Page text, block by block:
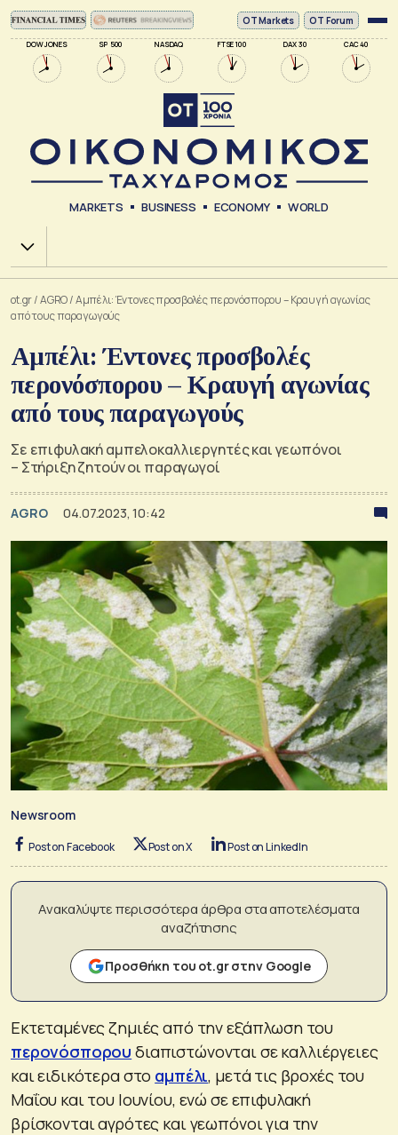
DOW JONES SP 500 NASDAQ FTSE 100 DAX 30 CAC 40
ΟΤ Markets OT Forum
MARKETS BUSINESS ECONOMY WORLD
Χ.Α.
ot.gr/AGRO/Αμπέλι: Έντονες προσβολές περονόσπορου – Κραυγή αγωνίας
από τους παραγωγούς
Αμπέλι: Έντονες προσβολές
περονόσπορου – Κραυγή αγωνίας
από τους παραγωγούς
Σε επιφυλακή αμπελοκαλλιεργητές και γεωπόνοι
– Στήριξη ζητούν οι παραγωγοί
AGRO 04.07.2023, 10:42
Newsroom
Post on Facebook Post on X Post on LinkedIn
Ανακαλύψτε περισσότερα άρθρα στα αποτελέσματα
αναζήτησης
Προσθήκη του ot.gr στην Google
Εκτεταμένες ζημιές από την εξάπλωση του
περονόσπορου διαπιστώνονται σε καλλιέργειες
και ειδικότερα στο αμπέλι, μετά τις βροχές του
Μαΐου και του Ιουνίου, ενώ σε επιφυλακή
βρίσκονται αγρότες και γεωπόνοι για την